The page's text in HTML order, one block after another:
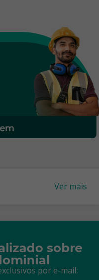
Ver mais
sobre
por e-mail: